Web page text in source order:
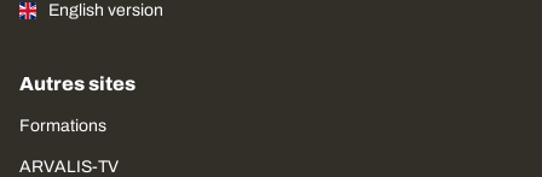
English version
Autres sites
Formations
ARVALIS-TV